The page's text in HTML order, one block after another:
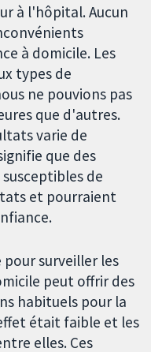
à l'hôpital. Aucun
à domicile. Les
types de
ne pouvions pas
que d'autres.
varie de
que des
de
et pourraient
surveiller les
peut offrir des
habituels pour la
était faible et les
elles. Ces